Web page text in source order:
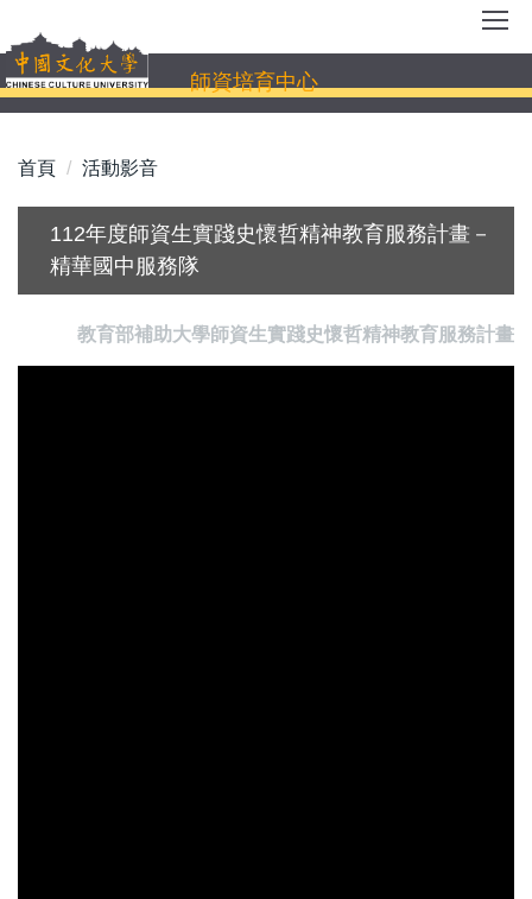
到
主
要
容
師資培育中心
首頁 活動影音
112年度師資生實踐史懷哲精神教育服務計畫－
精華國中服務隊
教育部補助大學師資生實踐史懷哲精神教育服務計畫